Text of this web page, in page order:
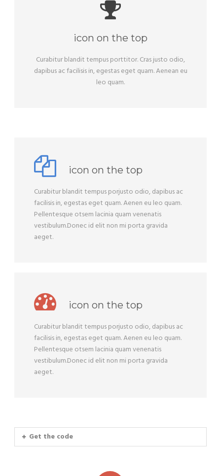
icon on the top
Curabitur blandit tempus porttitor. Cras justo odio,
dapibus ac facilisis in, egestas eget quam. Aenean eu
leo quam.
icon on the top
Curabitur blandit tempus porjusto odio, dapibus ac
facilisis in, egestas eget quam. Aenen eu leo quam.
Pellentesque otsem lacinia quam venenatis
vestibulum.Donec id elit non mi porta gravida
aeget.
icon on the top
Curabitur blandit tempus porjusto odio, dapibus ac
facilisis in, egestas eget quam. Aenen eu leo quam.
Pellentesque otsem lacinia quam venenatis
vestibulum.Donec id elit non mi porta gravida
aeget.
Get the code